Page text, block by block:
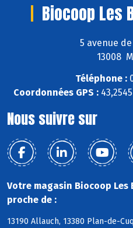
Biocoop Les
5 avenue
13008
Téléphone :
Coordonnées GPS :
Nous suivre sur
Votre magasin Biocoop Les
proche de :
13190 Allauch, 13380 Plan-de-